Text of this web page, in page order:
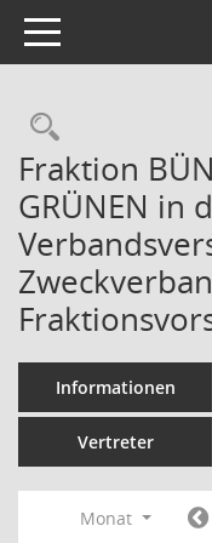
Toggle navigation
Fraktion
GRÜNEN in
Informationen
Vertreter
Monat